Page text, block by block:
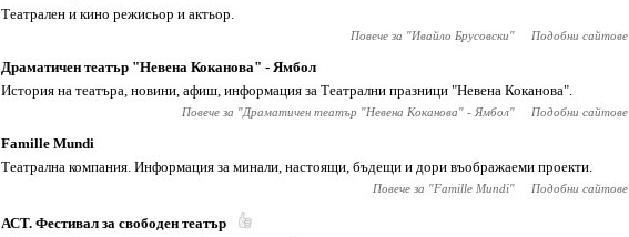
Театрален и кино режисьор и актьор.
Повече за "Ивайло Брусовски" Подобни сайтове
Драматичен театър "Невена Коканова" - Ямбол
История на театъра, новини, афиш, информация за Театрални празници "Невена Коканова".
Повече за "Драматичен театър "Невена Коканова" - Ямбол" Подобни сайтове
Famille Mundi
Театрална компания. Информация за минали, настоящи, бъдещи и дори въображаеми проекти.
Повече за "Famille Mundi" Подобни сайтове
АСТ. Фестивал за свободен театър